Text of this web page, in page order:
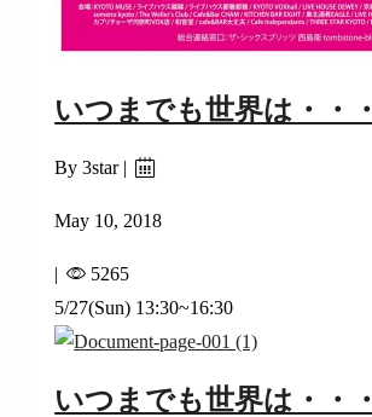
いつまでも世界は・・・
By 3star |
May 10, 2018
|
5265
5/27(Sun) 13:30~16:30
いつまでも世界は・・・